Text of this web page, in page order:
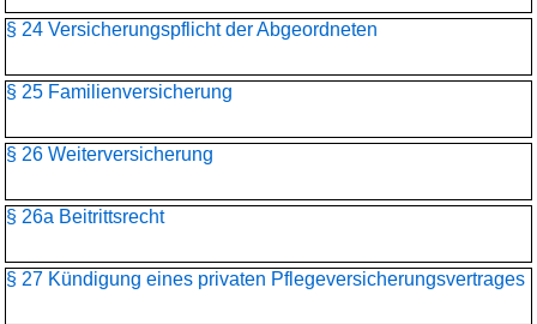
§ 24 Versicherungspflicht der Abgeordneten
§ 25 Familienversicherung
§ 26 Weiterversicherung
§ 26a Beitrittsrecht
§ 27 Kündigung eines privaten Pflegeversicherungsvertrages